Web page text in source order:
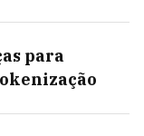
para